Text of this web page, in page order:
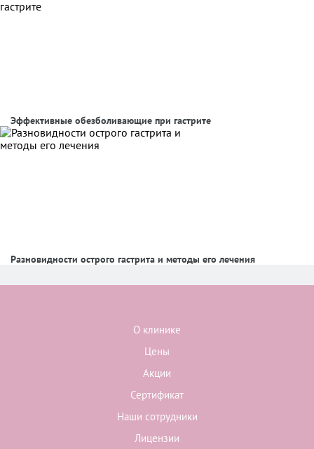
Эффективные обезболивающие при гастрите
Разновидности острого гастрита и методы его лечения
О клинике
Цены
Акции
Сертификат
Наши сотрудники
Лицензии